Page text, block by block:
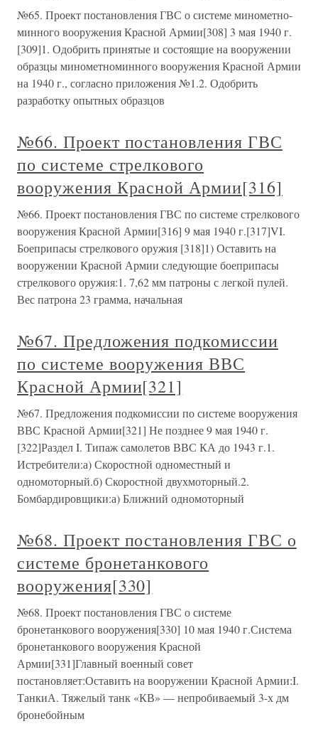
№65. Проект постановления ГВС о системе минометно-
минного вооружения Красной Армии[308] 3 мая 1940 г.
[309]1. Одобрить принятые и состоящие на вооружении
образцы минометноминного вооружения Красной Армии
на 1940 г., согласно приложения №1.2. Одобрить
разработку опытных образцов
№66. Проект постановления ГВС
по системе стрелкового
вооружения Красной Армии[316]
№66. Проект постановления ГВС по системе стрелкового
вооружения Красной Армии[316] 9 мая 1940 г.[317]VI.
Боеприпасы стрелкового оружия [318]1) Оставить на
вооружении Красной Армии следующие боеприпасы
стрелкового оружия:1. 7,62 мм патроны с легкой пулей.
Вес патрона 23 грамма, начальная
№67. Предложения подкомиссии
по системе вооружения ВВС
Красной Армии[321]
№67. Предложения подкомиссии по системе вооружения
ВВС Красной Армии[321] Не позднее 9 мая 1940 г.
[322]Раздел I. Типаж самолетов ВВС КА до 1943 г.1.
Истребители:а) Скоростной одноместный и
одномоторный.б) Скоростной двухмоторный.2.
Бомбардировщики:а) Ближний одномоторный
№68. Проект постановления ГВС о
системе бронетанкового
вооружения[330]
№68. Проект постановления ГВС о системе
бронетанкового вооружения[330] 10 мая 1940 г.Система
бронетанкового вооружения Красной
Армии[331]Главный военный совет
постановляет:Оставить на вооружении Красной Армии:I.
ТанкиА. Тяжелый танк «КВ» — непробиваемый 3-х дм
бронебойным